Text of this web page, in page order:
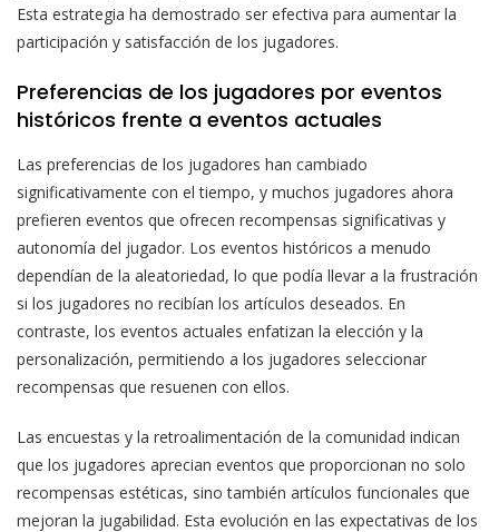
Esta estrategia ha demostrado ser efectiva para aumentar la
participación y satisfacción de los jugadores.
Preferencias de los jugadores por eventos
históricos frente a eventos actuales
Las preferencias de los jugadores han cambiado
significativamente con el tiempo, y muchos jugadores ahora
prefieren eventos que ofrecen recompensas significativas y
autonomía del jugador. Los eventos históricos a menudo
dependían de la aleatoriedad, lo que podía llevar a la frustración
si los jugadores no recibían los artículos deseados. En
contraste, los eventos actuales enfatizan la elección y la
personalización, permitiendo a los jugadores seleccionar
recompensas que resuenen con ellos.
Las encuestas y la retroalimentación de la comunidad indican
que los jugadores aprecian eventos que proporcionan no solo
recompensas estéticas, sino también artículos funcionales que
mejoran la jugabilidad. Esta evolución en las expectativas de los